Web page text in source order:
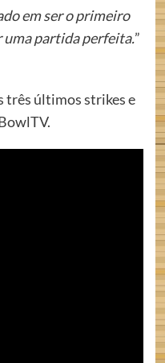
em ser o primeiro
uma partida perfeita.”
três últimos strikes e